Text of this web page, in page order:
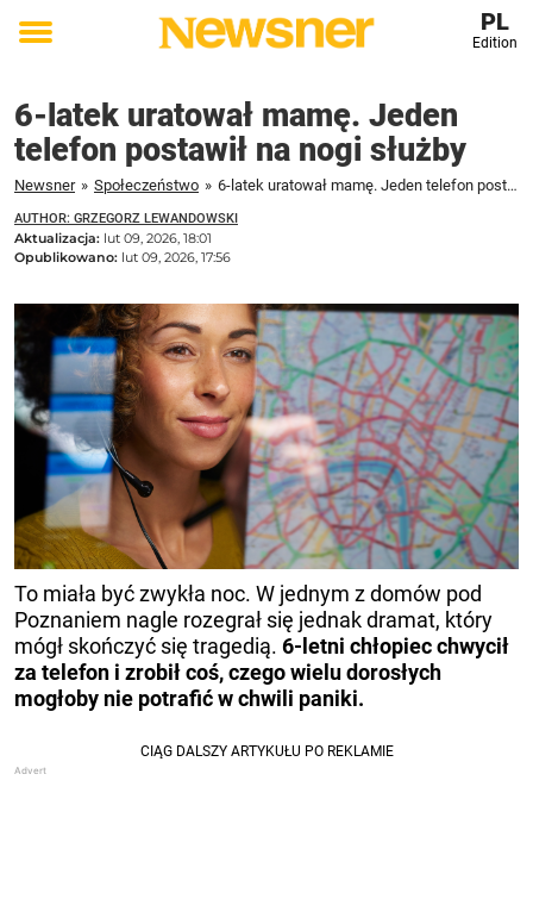
Toggle
PL
Edition
6-latek uratował mamę. Jeden
telefon postawił na nogi służby
Newsner » Społeczeństwo » 6-latek uratował mamę. Jeden telefon postawił na nogi służby
AUTHOR: GRZEGORZ LEWANDOWSKI
Aktualizacja: lut 09, 2026, 18:01
Opublikowano: lut 09, 2026, 17:56
To miała być zwykła noc. W jednym z domów pod
Poznaniem nagle rozegrał się jednak dramat, który
mógł skończyć się tragedią. 6-letni chłopiec chwycił
za telefon i zrobił coś, czego wielu dorosłych
mogłoby nie potrafić w chwili paniki.